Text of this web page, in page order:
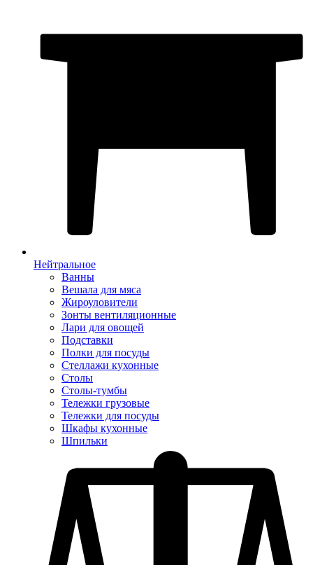
Нейтральное
Ванны
Вешала для мяса
Жироуловители
Зонты вентиляционные
Лари для овощей
Подставки
Полки для посуды
Стеллажи кухонные
Столы
Столы-тумбы
Тележки грузовые
Тележки для посуды
Шкафы кухонные
Шпильки